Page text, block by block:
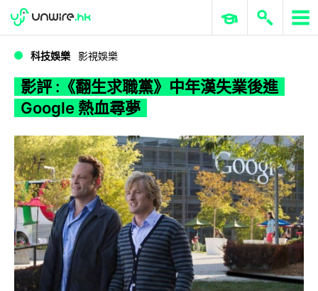
WWDC 2026 ERP 與商業 AI
科技娛樂 影視娛樂
影評 :《翻生求職黨》中年漢失業後進
Google 熱血尋夢